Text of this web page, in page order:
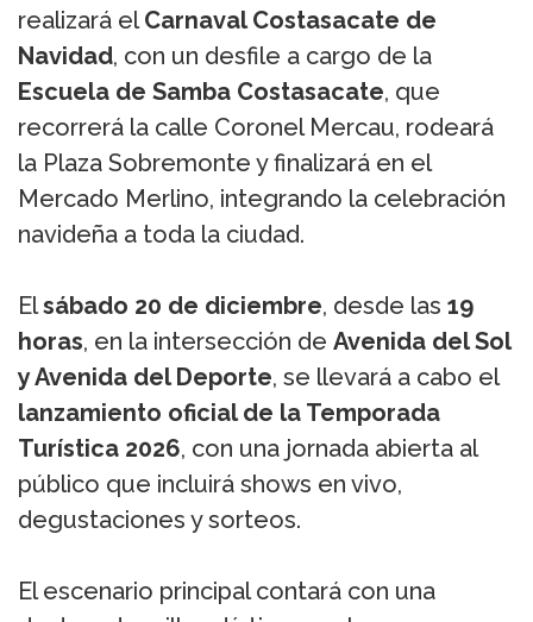
realizará elCarnaval Costasacate de
Navidad, con un desfile a cargo de la
Escuela de Samba Costasacate, que
recorrerá la calle Coronel Mercau, rodeará
la Plaza Sobremonte y finalizará en el
Mercado Merlino, integrando la celebración
navideña a toda la ciudad.
Elsábado 20 de diciembre, desde las 19
horas, en la intersección de Avenida del Sol
y Avenida del Deporte, se llevará a cabo el
lanzamiento oficial de la Temporada
Turística 2026, con una jornada abierta al
público que incluirá shows en vivo,
degustaciones y sorteos.
El escenario principal contará con una